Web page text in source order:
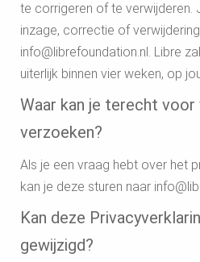
te corrigeren of te verwijderen.
inzage, correctie of
info@librefoundation.nl. Libre
uiterlijk binnen vier weken, op
Waar kan je terecht voor
verzoeken?
Als je een vraag hebt over het
kan je deze sturen naar
Kan deze
gewijzigd?